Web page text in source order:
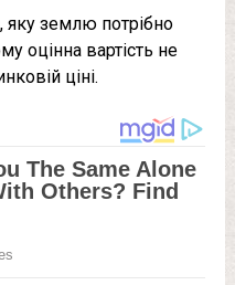
землю потрібно
оцінна вартість не
ціні.